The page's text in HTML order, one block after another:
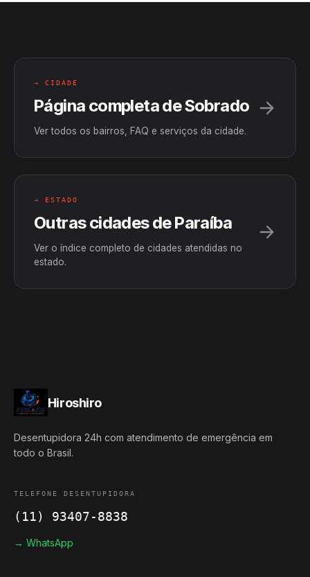
→ CIDADE
Página completa de Sobrado
Ver todos os bairros, FAQ e serviços da cidade.
→ ESTADO
Outras cidades de Paraíba
Ver o índice completo de cidades atendidas no
estado.
Hiroshiro
Desentupidora 24h com atendimento de emergência em
todo o Brasil.
TELEFONE DESENTUPIDORA
(11) 93407-8838
→ WhatsApp